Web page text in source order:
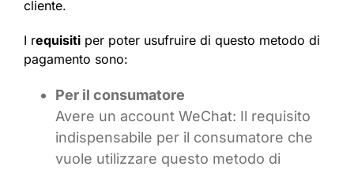
cliente.
I requisiti per poter usufruire di questo metodo di
pagamento sono:
Per il consumatore
Avere un account WeChat: Il requisito
indispensabile per il consumatore che
vuole utilizzare questo metodo di